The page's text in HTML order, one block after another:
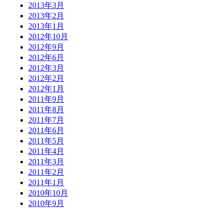
2013年3月
2013年2月
2013年1月
2012年10月
2012年9月
2012年6月
2012年3月
2012年2月
2012年1月
2011年9月
2011年8月
2011年7月
2011年6月
2011年5月
2011年4月
2011年3月
2011年2月
2011年1月
2010年10月
2010年9月